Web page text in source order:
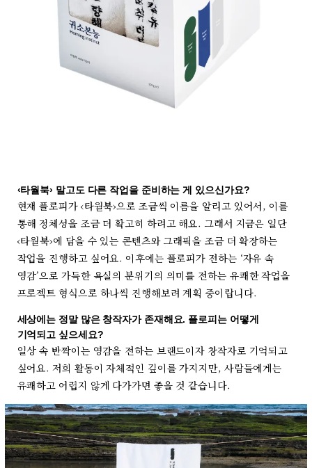
‹타월북› 말고도 다른 작업을 준비하는 게 있으신가요?
현재 플로피가 ‹타월북›으로 조금씩 이름을 알리고 있어서, 이를
통해 정체성을 조금 더 확고히 하려고 해요. 그래서 지금은 일단
‹타월북›에 담을 수 있는 콘텐츠와 그래픽을 조금 더 확장하는
작업을 진행하고 싶어요. 이후에는 플로피가 전하는 ‘자유 속
영감’으로 가득한 욕실의 분위기의 의미를 전하는 유쾌한 작업을
프로젝트 형식으로 하나씩 진행해보려 계획 중이랍니다.
세상에는 정말 많은 창작자가 존재해요. 플로피는 어떻게
기억되고 싶으세요?
일상 속 반짝이는 영감을 전하는 브랜드이자 창작자로 기억되고
싶어요. 저희 활동이 자체적인 깊이를 가지지만, 사람들에게는
유쾌하고 어렵지 않게 다가가면 좋을 것 같습니다.